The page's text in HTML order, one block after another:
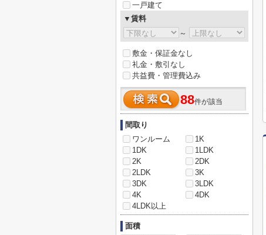
一戸建て
▼賃料
～
敷金・保証金なし
礼金・敷引なし
共益費・管理費込み
88件が該当
間取り
ワンルーム
1K
1DK
1LDK
2K
2DK
2LDK
3K
3DK
3LDK
4K
4DK
4LDK以上
面積